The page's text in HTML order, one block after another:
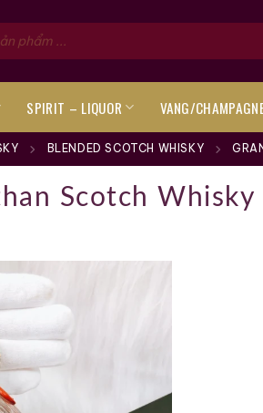
SPIRIT – LIQUOR VANG/
BLENDED SCOTCH WHISKY
Scotch Whisky